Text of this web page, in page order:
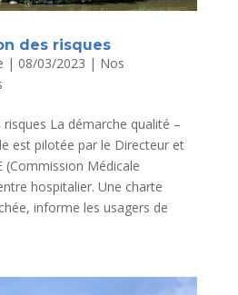
des risques
| 08/03/2023 | Nos
La démarche qualité –
est pilotée par le Directeur et
(Commission Médicale
hospitalier. Une charte
informe les usagers de